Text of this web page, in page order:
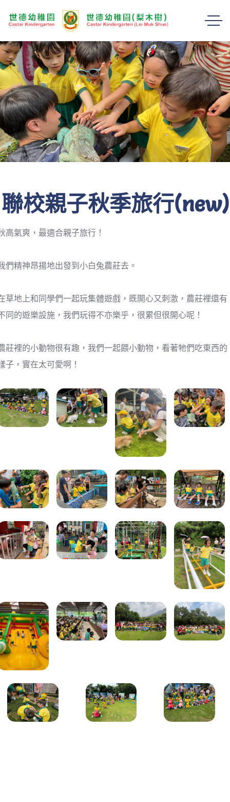
聯校親子秋季旅行(new)
高氣爽，最適合親子旅行！
們精神昂揚地出發到小白兔農莊去。
草地上和同學們一起玩集體遊戲，既開心又刺激，農莊裡還有
同的遊樂設施，我們玩得不亦樂乎，很累但很開心呢！
莊裡的小動物很有趣，我們一起餵小動物，看著牠們吃東西的
子，實在太可愛啊！